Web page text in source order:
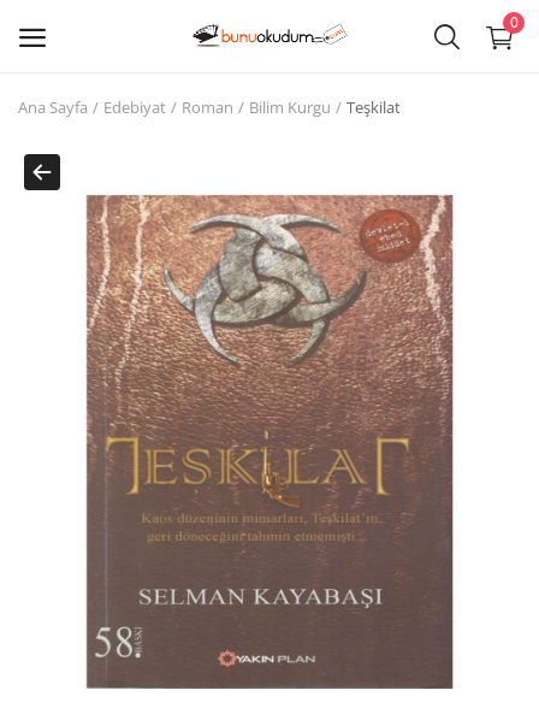
0
Sat
Edebiyat
Ders - Sınav Kitapları
Çocuk Kitapları
Araştırma - Tarih
Din Tasavvuf
Ana Sayfa Edebiyat Roman Bilim Kurgu Teşkilat